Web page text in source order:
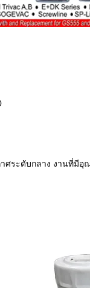
ศระดับกลาง งานที่มีอุ